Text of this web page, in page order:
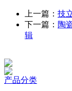
上一篇： 技
下一篇： 陶
辑
产品分类